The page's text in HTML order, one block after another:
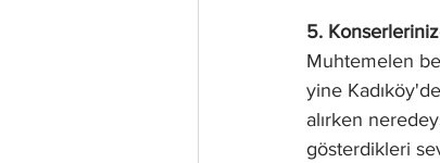
5.
Muhtemelen
yine
alırken
gösterdikleri